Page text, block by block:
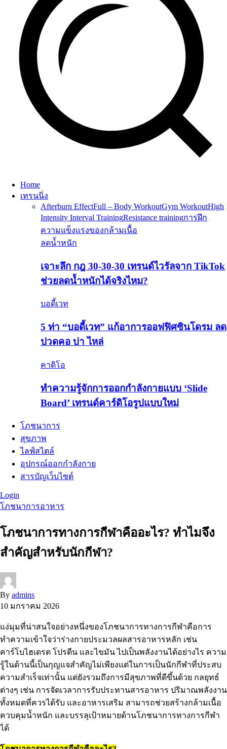
Home
เทรนนิ่ง
Afterburn EffectFull – Body WorkoutGym WorkoutHigh
Intensity Interval TrainingResistance trainingการฝึก
ความแข็งแรงของกล้ามเนื้อ
ลดน้ำหนัก
เจาะลึก กฎ 30-30-30 เทรนด์ไวรัลจาก TikTok
ช่วยลดน้ำหนักได้จริงไหม?
บอดี้เวท
5 ท่า “บอดี้เวท” แก้อาการออฟฟิศซินโดรม ลด
ปวดคอ บ่า ไหล่
คาดิโอ
ทำความรู้จักการออกกำลังกายแบบ ‘Slide
Board’ เทรนด์คาร์ดิโอรูปแบบใหม่
โภชนาการ
สุขภาพ
ไลฟ์สไตล์
อุปกรณ์ออกกำลังกาย
สารบัญเว็บไซต์
Login
โภชนาการอาหาร
โภชนาการทางการกีฬาคืออะไร? ทำไมจึง
สำคัญสำหรับนักกีฬา?
By admins
10 มกราคม 2026
แง่มุมที่น่าสนใจอย่างหนึ่งของโภชนาการทางการกีฬาคือการ
ทำความเข้าใจว่าร่างกายประมวลผลสารอาหารหลัก เช่น
คาร์โบไฮเดรต โปรตีน และไขมัน ไปเป็นพลังงานได้อย่างไร ความ
รู้ในด้านนี้เป็นกุญแจสำคัญไม่เพียงแต่ในการเป็นนักกีฬาที่ประสบ
ความสำเร็จเท่านั้น แต่ยังรวมถึงการมีสุขภาพที่ดีขึ้นด้วย กลยุทธ์
ต่างๆ เช่น การจัดเวลาการรับประทานสารอาหาร ปริมาณพลังงาน
ทั้งหมดที่ควรได้รับ และอาหารเสริม สามารถช่วยสร้างกล้ามเนื้อ
ควบคุมน้ำหนัก และบรรลุเป้าหมายด้านโภชนาการทางการกีฬา
ได้